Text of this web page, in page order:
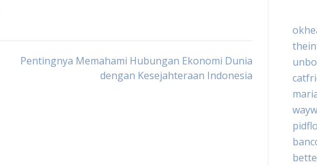
Pentingnya Memahami Hubungan Ekonomi Dunia
dengan Kesejahteraan Indonesia